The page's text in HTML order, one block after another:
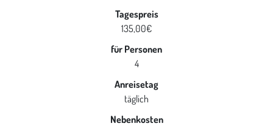
Tagespreis
135,00€
für Personen
4
Anreisetag
täglich
Nebenkosten